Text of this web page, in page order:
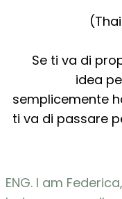
Se ti va di
idea
semplicemente
ti va di passare
ENG. I am Federica,